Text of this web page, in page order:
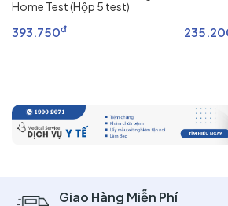
Home Test (Hộp 5 test)
393.750đ
Giao Hàng Miễn Phí